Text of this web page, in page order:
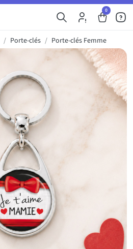
0
Porte-clés Porte-clés Femme